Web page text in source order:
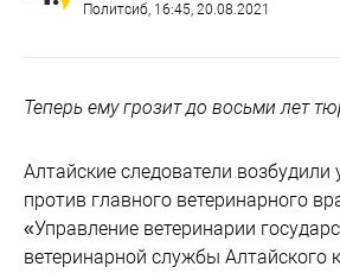
Политсиб, 16:45, 20.08.2021
Теперь ему грозит до восьми лет
Алтайские следователи возбудили
против главного ветеринарного
«Управление ветеринарии
ветеринарной службы Алтайского